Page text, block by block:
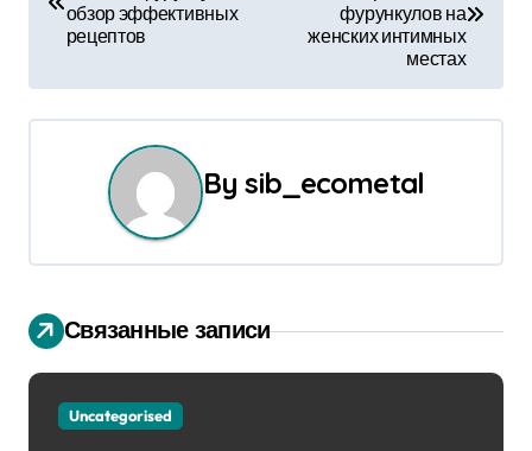
и
ц
и
я
п
обзор эффективных
рецептов
фурункулов на
женских интимных
местах
Bysib_ecometal
Связанные записи
Uncategorised